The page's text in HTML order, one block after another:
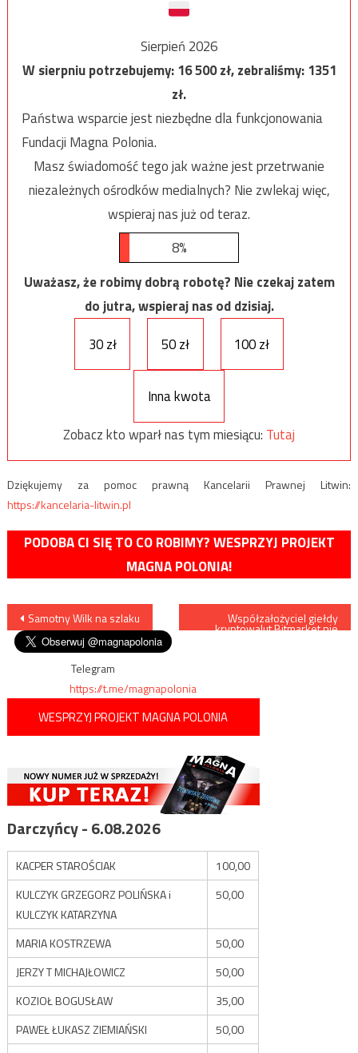
Sierpień 2026
W sierpniu potrzebujemy:16 500zł, zebraliśmy:1351
zł.
Państwa wsparcie jest niezbędne dla funkcjonowania
Fundacji Magna Polonia.
Masz świadomość tego jak ważne jest przetrwanie
niezależnych ośrodków medialnych? Nie zwlekaj więc,
wspieraj nas już od teraz.
8%
Uważasz, że robimy dobrą robotę? Nie czekaj zatem
do jutra, wspieraj nas od dzisiaj.
30 zł
50 zł 100 zł
Inna kwota
Zobacz kto wparł nas tym miesiącu: Tutaj
Dziękujemy za pomoc prawną Kancelarii Prawnej Litwin:
https://kancelaria-litwin.pl
PODOBA CI SIĘ TO CO ROBIMY? WESPRZYJ PROJEKT
MAGNA POLONIA!
Nawigacja
wpisu
Samotny Wilk na szlaku Współzałożyciel giełdy
kryptowalut Bitmarket nie
Telegram
https://t.me/magnapolonia
WESPRZYJ PROJEKT MAGNA POLONIA
Darczyńcy - 6.08.2026
KACPER STAROŚCIAK
100,00
KULCZYK GRZEGORZ POLIŃSKA i
KULCZYK KATARZYNA
50,00
MARIA KOSTRZEWA
50,00
JERZY T MICHAJŁOWICZ
50,00
KOZIOŁ BOGUSŁAW
35,00
PAWEŁ ŁUKASZ ZIEMIAŃSKI
50,00